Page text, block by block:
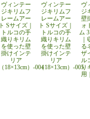
ヴィンテー
ジキリムフ
レームアー
ト Sサイズ｜
トルコの手
織りキリム
を使った壁
掛けインテ
リア
（18×13cm）-004
ヴィンテー
ジキリムフ
レームアー
ト Sサイズ｜
トルコの手
織りキリム
を使った壁
掛けインテ
リア
（18×13cm）-005
ヴ
ジ
壁
ォ
ム
る
ザ
ル
り
用